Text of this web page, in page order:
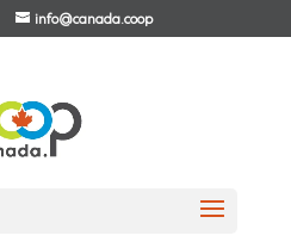
info@canada.coop